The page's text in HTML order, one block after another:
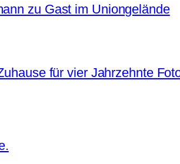
zu Gast im Uniongelände
für vier Jahrzehnte